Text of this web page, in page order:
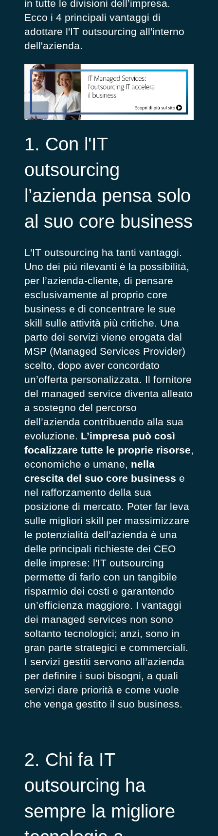
in tutte le divisioni dell’impresa.
Ecco i 4 principali vantaggi di
adottare l'IT outsourcing all'interno
dell'azienda.
1. Con l'IT
outsourcing
l’azienda pensa solo
al suo core business
L'IT outsourcing ha tanti vantaggi.
Uno dei più rilevanti è la possibilità,
per l’azienda-cliente, di pensare
esclusivamente al proprio core
business e di concentrare le sue
skill sulle attività più critiche. Una
parte dei servizi viene erogata dal
MSP (Managed Services Provider)
scelto, dopo aver concordato
un’offerta personalizzata. Il fornitore
del managed service diventa alleato
a sostegno del percorso
dell’azienda contribuendo alla sua
evoluzione. L’impresa può così
focalizzare tutte le proprie risorse,
economiche e umane, nella
crescita del suo core business e
nel rafforzamento della sua
posizione di mercato. Poter far leva
sulle migliori skill per massimizzare
le potenzialità dell’azienda è una
delle principali richieste dei CEO
delle imprese: l'IT outsourcing
permette di farlo con un tangibile
risparmio dei costi e garantendo
un’efficienza maggiore. I vantaggi
dei managed services non sono
soltanto tecnologici; anzi, sono in
gran parte strategici e commerciali.
I servizi gestiti servono all’azienda
per definire i suoi bisogni, a quali
servizi dare priorità e come vuole
che venga gestito il suo business.
2. Chi fa IT
outsourcing ha
sempre la migliore